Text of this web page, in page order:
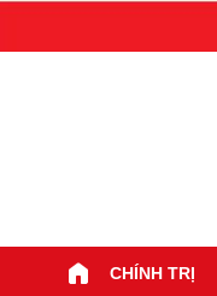
CHÍNH TRỊ